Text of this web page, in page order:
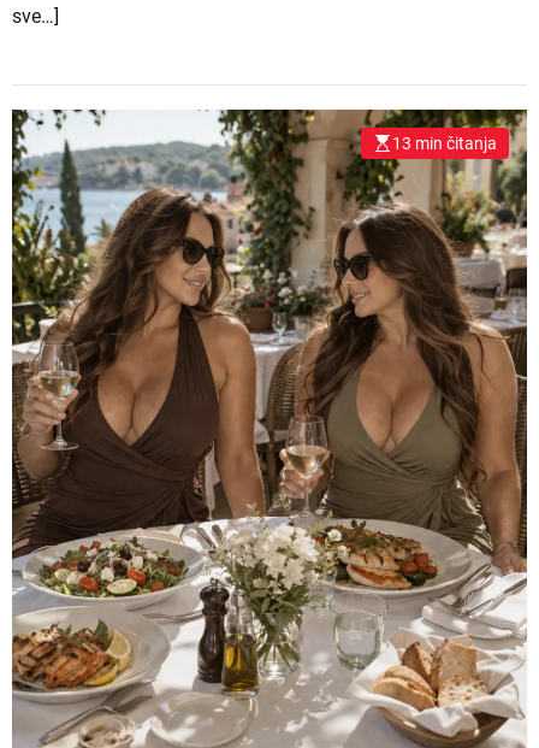
sve…]
13 min čitanja